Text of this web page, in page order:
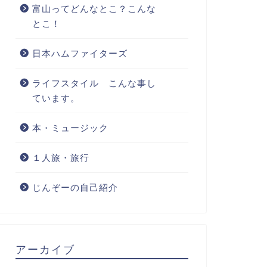
富山ってどんなとこ？こんな
とこ！
日本ハムファイターズ
ライフスタイル こんな事し
ています。
本・ミュージック
１人旅・旅行
じんぞーの自己紹介
アーカイブ